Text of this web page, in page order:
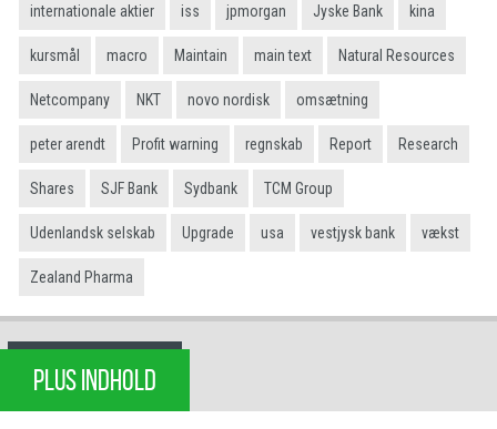
internationale aktier iss jpmorgan Jyske Bank kina
kursmål macro Maintain main text Natural Resources
Netcompany NKT novo nordisk omsætning
peter arendt Profit warning regnskab Report Research
Shares SJF Bank Sydbank TCM Group
Udenlandsk selskab Upgrade usa vestjysk bank vækst
Zealand Pharma
PLUS INDHOLD